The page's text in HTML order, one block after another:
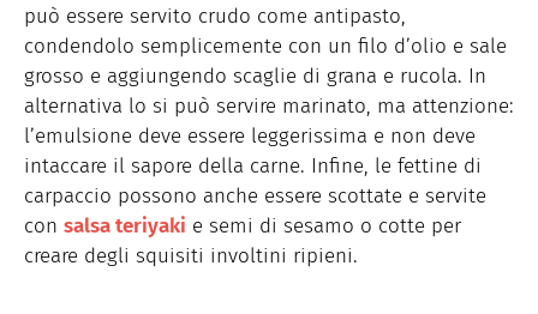
può essere servito crudo come antipasto,
condendolo semplicemente con un filo d’olio e sale
grosso e aggiungendo scaglie di grana e rucola. In
alternativa lo si può servire marinato, ma attenzione:
l’emulsione deve essere leggerissima e non deve
intaccare il sapore della carne. Infine, le fettine di
carpaccio possono anche essere scottate e servite
con salsa teriyaki e semi di sesamo o cotte per
creare degli squisiti involtini ripieni.